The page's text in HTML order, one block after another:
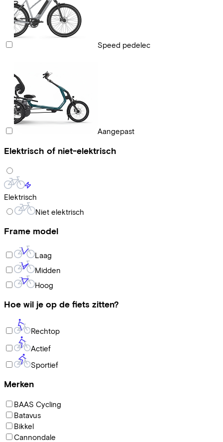
Speed pedelec
Aangepast
Elektrisch of niet-elektrisch
Elektrisch
Niet elektrisch
Frame model
Laag
Midden
Hoog
Hoe wil je op de fiets zitten?
Rechtop
Actief
Sportief
Merken
BAAS Cycling
Batavus
Bikkel
Cannondale